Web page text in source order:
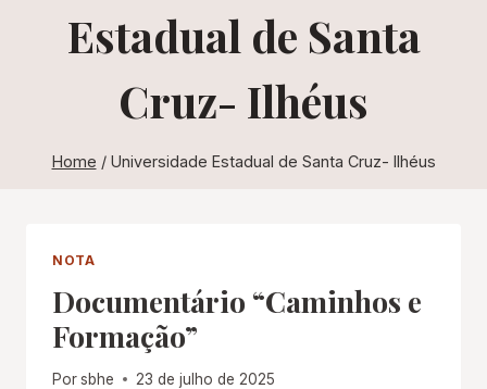
Estadual de Santa
Cruz- Ilhéus
Home / Universidade Estadual de Santa Cruz- Ilhéus
NOTA
Documentário “Caminhos e
Formação”
Porsbhe 23 de julho de 2025